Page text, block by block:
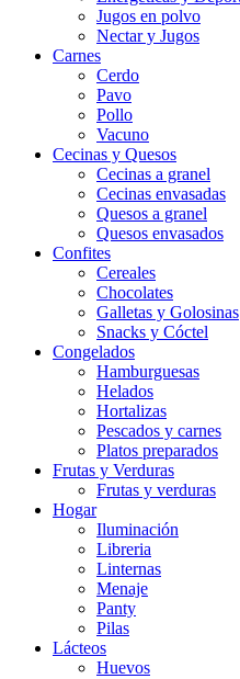
Jugos en polvo
Nectar y Jugos
Carnes
Cerdo
Pavo
Pollo
Vacuno
Cecinas y Quesos
Cecinas a granel
Cecinas envasadas
Quesos a granel
Quesos envasados
Confites
Cereales
Chocolates
Galletas y Golosinas
Snacks y Cóctel
Congelados
Hamburguesas
Helados
Hortalizas
Pescados y carnes
Platos preparados
Frutas y Verduras
Frutas y verduras
Hogar
Iluminación
Libreria
Linternas
Menaje
Panty
Pilas
Lácteos
Huevos